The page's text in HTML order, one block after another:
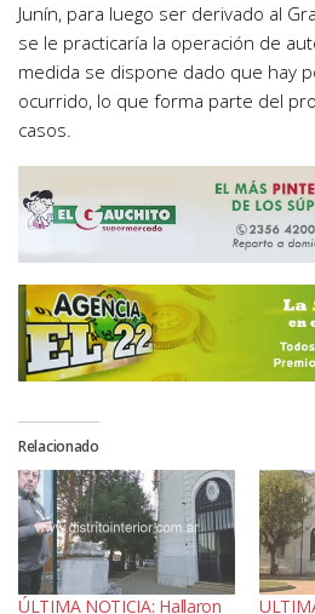
Junín, para luego ser derivado al
se le practicaría la operación de
medida se dispone dado que hay
ocurrido, lo que forma parte del
casos.
Relacionado
ÚLTIMA NOTICIA: Hallaron